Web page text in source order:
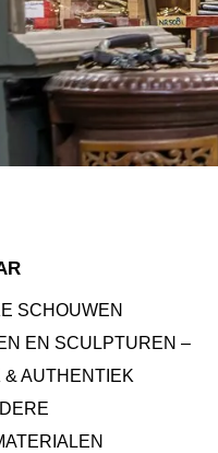
SCHOUWEN
EN SCULPTUREN –
& AUTHENTIEK